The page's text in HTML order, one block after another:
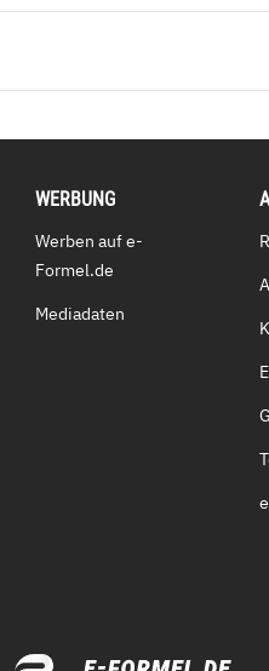
WERBUNG
Werben auf e-
Formel.de
Mediadaten